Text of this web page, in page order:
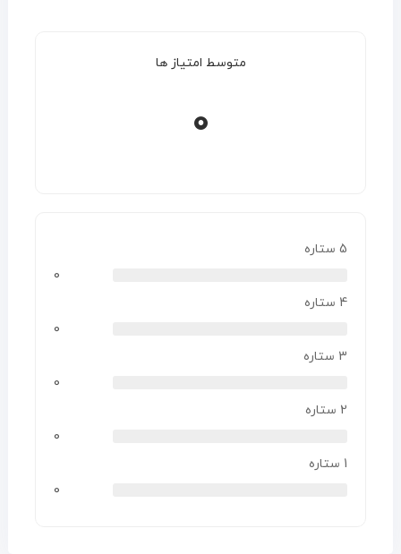
متوسط امتیاز ها
0
5 ستاره
0
4 ستاره
0
3 ستاره
0
2 ستاره
0
1 ستاره
0